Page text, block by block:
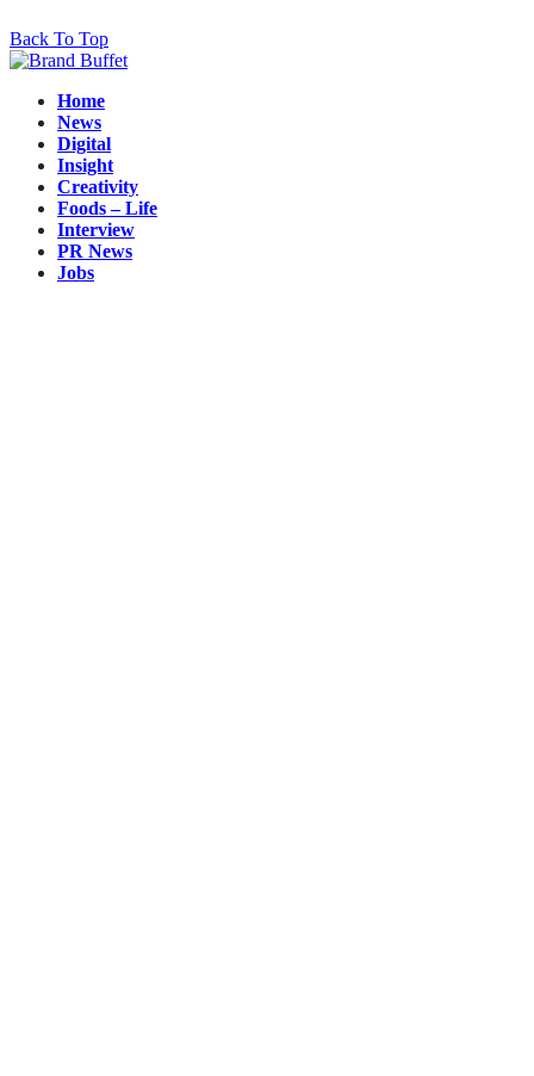
Back To Top
Home
News
Digital
Insight
Creativity
Foods – Life
Interview
PR News
Jobs